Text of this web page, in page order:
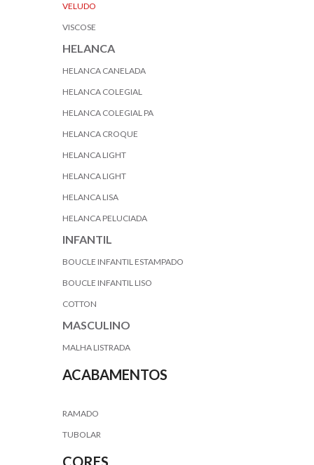
VELUDO
VISCOSE
HELANCA
HELANCA CANELADA
HELANCA COLEGIAL
HELANCA COLEGIAL PA
HELANCA CROQUE
HELANCA LIGHT
HELANCA LIGHT
HELANCA LISA
HELANCA PELUCIADA
INFANTIL
BOUCLE INFANTIL ESTAMPADO
BOUCLE INFANTIL LISO
COTTON
MASCULINO
MALHA LISTRADA
ACABAMENTOS
RAMADO
TUBOLAR
CORES